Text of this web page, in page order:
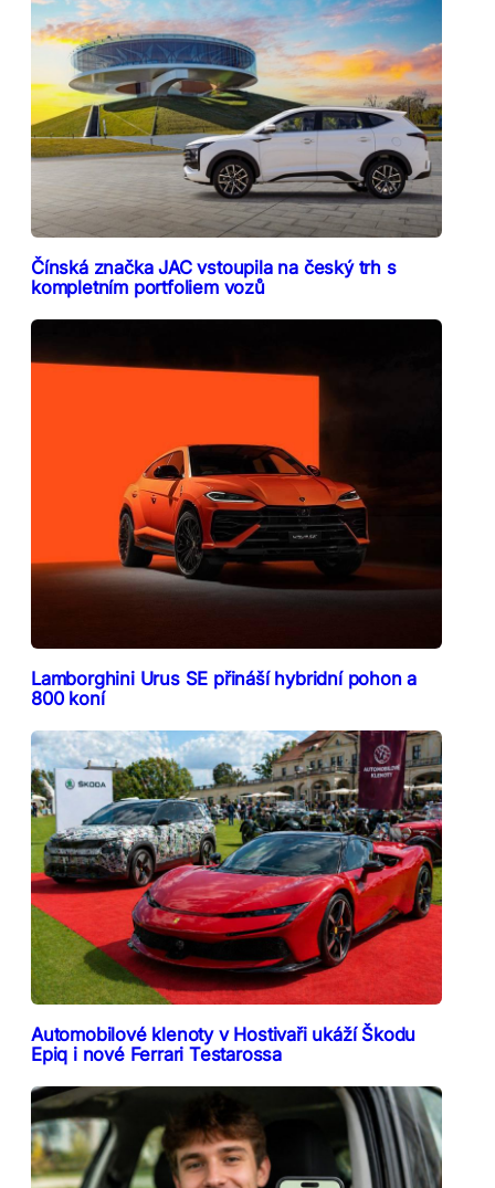
Čínská značka JAC vstoupila na český trh s
kompletním portfoliem vozů
Lamborghini Urus SE přináší hybridní pohon a
800 koní
Automobilové klenoty v Hostivaři ukáží Škodu
Epiq i nové Ferrari Testarossa